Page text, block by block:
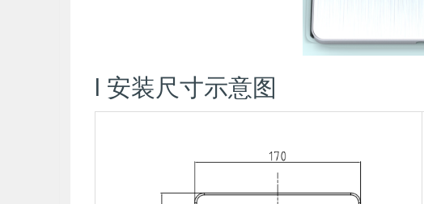
l 安装尺寸示意图